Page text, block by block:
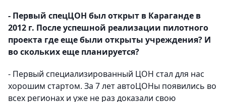
- Первый спецЦОН был открыт в Караганде в
2012 г. После успешной реализации пилотного
проекта где еще были открыты учреждения? И
во скольких еще планируется?
- Первый специализированный ЦОН стал для нас
хорошим стартом. За 7 лет автоЦОНы появились во
всех регионах и уже не раз доказали свою